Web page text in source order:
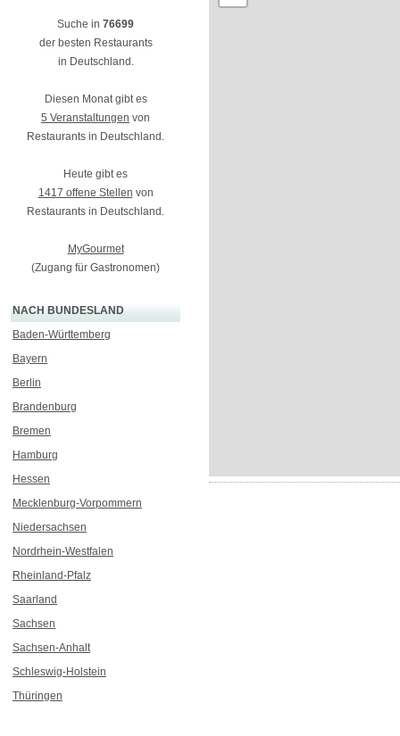
Suche in 76699
der besten Restaurants
in Deutschland.
Diesen Monat gibt es
5 Veranstaltungen von
Restaurants in Deutschland.
Heute gibt es
1417 offene Stellen von
Restaurants in Deutschland.
MyGourmet
(Zugang für Gastronomen)
NACH BUNDESLAND
Baden-Württemberg
Bayern
Berlin
Brandenburg
Bremen
Hamburg
Hessen
Mecklenburg-Vorpommern
Niedersachsen
Nordrhein-Westfalen
Rheinland-Pfalz
Saarland
Sachsen
Sachsen-Anhalt
Schleswig-Holstein
Thüringen